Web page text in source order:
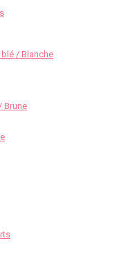
/ Blanche
Brune